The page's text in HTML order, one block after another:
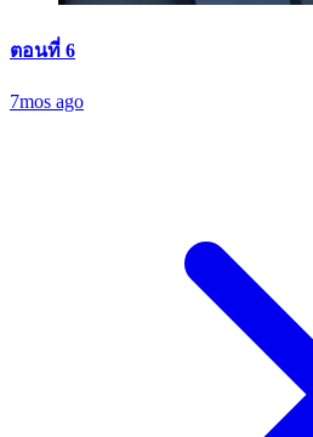
ตอนที่ 6
7mos ago